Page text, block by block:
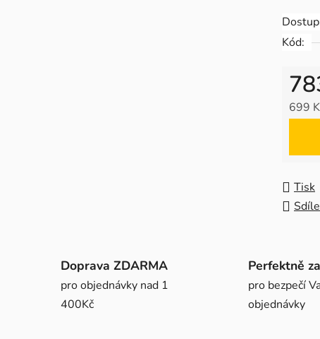
Kód:
699
Tisk
Doprava ZDARMA
pro objednávky nad 1
400Kč
Perfektně
pro bezpečí
objednávky